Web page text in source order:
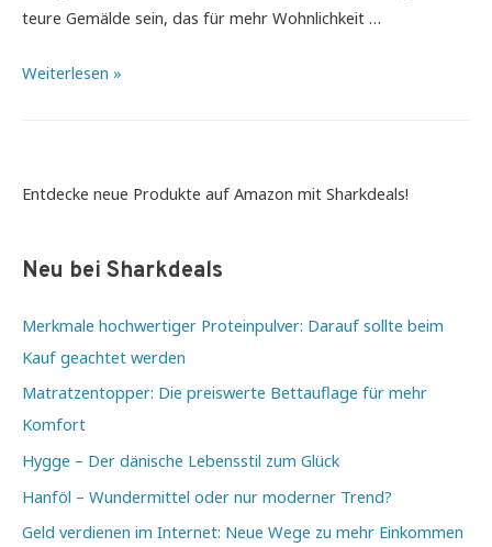
teure Gemälde sein, das für mehr Wohnlichkeit …
Wohnen
stilvoller
entdecken
Weiterlesen »
Entdecke neue Produkte auf Amazon mit Sharkdeals!
Neu bei Sharkdeals
Merkmale hochwertiger Proteinpulver: Darauf sollte beim
Kauf geachtet werden
Matratzentopper: Die preiswerte Bettauflage für mehr
Komfort
Hygge – Der dänische Lebensstil zum Glück
Hanföl – Wundermittel oder nur moderner Trend?
Geld verdienen im Internet: Neue Wege zu mehr Einkommen